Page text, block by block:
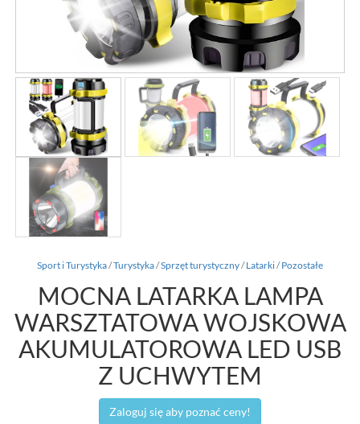
Sport i Turystyka/Turystyka/Sprzęt turystyczny/Latarki/Pozostałe
MOCNA LATARKA LAMPA
WARSZTATOWA WOJSKOWA
AKUMULATOROWA LED USB
Z UCHWYTEM
Zaloguj się aby poznać ceny!